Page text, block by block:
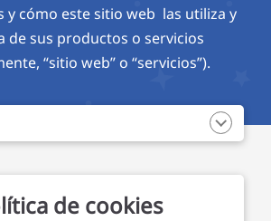
y cómo este sitio web las utiliza y
de sus productos o servicios
“sitio web” o “servicios”).
de cookies